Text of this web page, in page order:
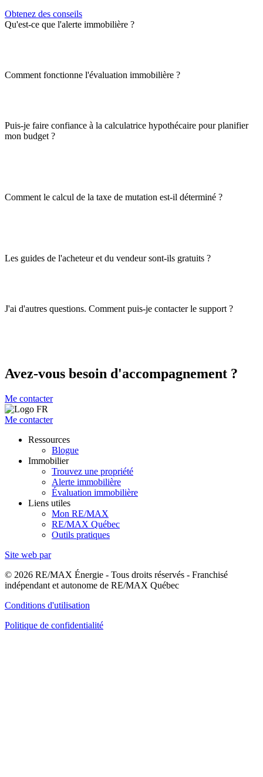
Obtenez des conseils
Qu'est-ce que l'alerte immobilière ?
Comment fonctionne l'évaluation immobilière ?
Puis-je faire confiance à la calculatrice hypothécaire pour planifier
mon budget ?
Comment le calcul de la taxe de mutation est-il déterminé ?
Les guides de l'acheteur et du vendeur sont-ils gratuits ?
J'ai d'autres questions. Comment puis-je contacter le support ?
Avez-vous besoin d'accompagnement ?
Me contacter
Me contacter
Ressources
Blogue
Immobilier
Trouvez une propriété
Alerte immobilière
Évaluation immobilière
Liens utiles
Mon RE/MAX
RE/MAX Québec
Outils pratiques
Site web par
© 2026 RE/MAX Énergie - Tous droits réservés - Franchisé
indépendant et autonome de RE/MAX Québec
Conditions d'utilisation
Politique de confidentialité